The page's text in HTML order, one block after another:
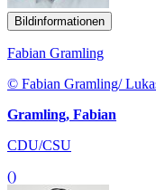
Bildinformationen
Fabian Gramling
© Fabian Gramling/
Gramling, Fabian
CDU/CSU
()